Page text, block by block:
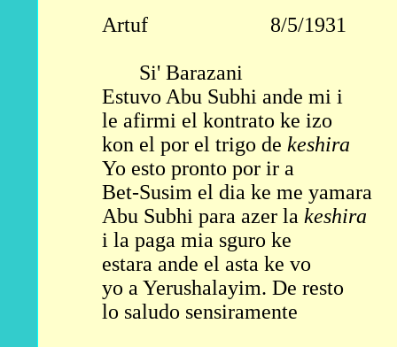
Artuf 8/5/1931
Si' Barazani
Estuvo Abu Subhi ande mi i
le afirmi el kontrato ke izo
kon el por el trigo de keshira
Yo esto pronto por ir a
Bet-Susim el dia ke me yamara
Abu Subhi para azer la keshira
i la paga mia sguro ke
estara ande el asta ke vo
yo a Yerushalayim. De resto
lo saludo sensiramente